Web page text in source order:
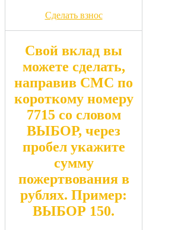
Сделать взнос
Свой вклад вы
можете сделать,
направив СМС по
короткому номеру
7715 со словом
ВЫБОР, через
пробел укажите
сумму
пожертвования в
рублях. Пример:
ВЫБОР 150.